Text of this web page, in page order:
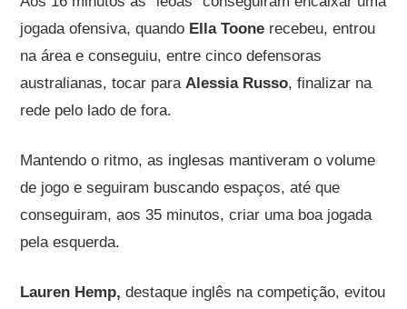
jogada ofensiva, quando Ella Toone recebeu, entrou
na área e conseguiu, entre cinco defensoras
australianas, tocar paraAlessia Russo, finalizar na
rede pelo lado de fora.
Mantendo o ritmo, as inglesas mantiveram o volume
de jogo e seguiram buscando espaços, até que
conseguiram, aos 35 minutos, criar uma boa jogada
pela esquerda.
Lauren Hemp,destaque inglês na competição, evitou